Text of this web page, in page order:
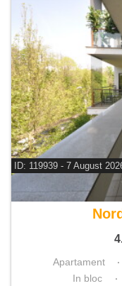
ID: 119939 - 7 August
De
Apartament
In bloc